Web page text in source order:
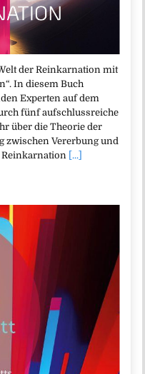
der Reinkarnation mit
In diesem Buch
Experten auf dem
fünf aufschlussreiche
über die Theorie der
zwischen Vererbung und
[...]